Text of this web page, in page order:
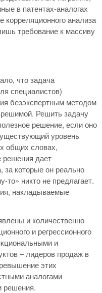
в патентах-аналогах
корреляционного анализа
требование к массиву
что задача
специалистов)
безэкспертным методом
Решить задачу
решение, если оно
уровень
общих словах,
решения дает
за которые он реально
то» никто не предлагает.
накладываемые
и количественно
и регрессионного
и
– лидеров продаж в
этих
аналогами
решения.